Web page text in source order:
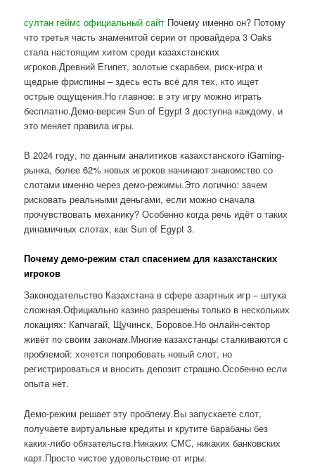
султан геймс официальный сайт Почему именно он? Потому
что третья часть знаменитой серии от провайдера 3 Oaks
стала настоящим хитом среди казахстанских
игроков.Древний Египет, золотые скарабеи, риск-игра и
щедрые фриспины – здесь есть всё для тех, кто ищет
острые ощущения.Но главное: в эту игру можно играть
бесплатно.Демо-версия Sun of Egypt 3 доступна каждому, и
это меняет правила игры.
В 2024 году, по данным аналитиков казахстанского iGaming-
рынка, более 62% новых игроков начинают знакомство со
слотами именно через демо-режимы.Это логично: зачем
рисковать реальными деньгами, если можно сначала
прочувствовать механику? Особенно когда речь идёт о таких
динамичных слотах, как Sun of Egypt 3.
Почему демо-режим стал спасением для казахстанских
игроков
Законодательство Казахстана в сфере азартных игр – штука
сложная.Официально казино разрешены только в нескольких
локациях: Капчагай, Щучинск, Боровое.Но онлайн-сектор
живёт по своим законам.Многие казахстанцы сталкиваются с
проблемой: хочется попробовать новый слот, но
регистрироваться и вносить депозит страшно.Особенно если
опыта нет.
Демо-режим решает эту проблему.Вы запускаете слот,
получаете виртуальные кредиты и крутите барабаны без
каких-либо обязательств.Никаких СМС, никаких банковских
карт.Просто чистое удовольствие от игры.